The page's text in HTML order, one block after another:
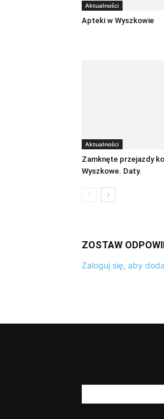
Aktualności
Apteki w Wyszkowie
Aktualności
Zamknęte przejazdy
Wyszkowe. Daty.
ZOSTAW
Zaloguj się, aby